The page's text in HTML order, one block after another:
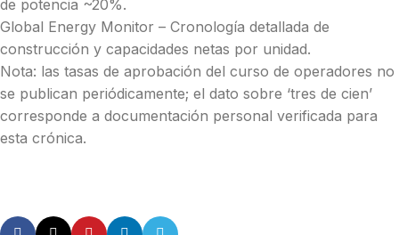
de potencia ~20%.
Global Energy Monitor – Cronología detallada de
construcción y capacidades netas por unidad.
Nota: las tasas de aprobación del curso de operadores no
se publican periódicamente; el dato sobre ‘tres de cien’
corresponde a documentación personal verificada para
esta crónica.